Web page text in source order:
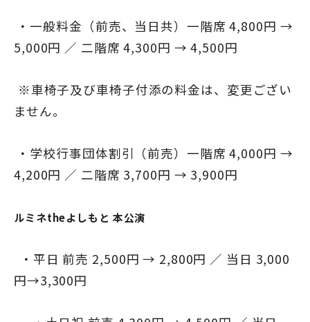
・一般料金（前売、当日共）一階席 4,800円 →
5,000円 ／ 二階席 4,300円 → 4,500円
※車椅子及び車椅子付添の料金は、変更ござい
ません。
・学校行事団体割引（前売）一階席 4,000円 →
4,200円 ／ 二階席 3,700円 → 3,900円
ルミネtheよしもと 本公演
・平日 前売 2,500円 → 2,800円 ／ 当日 3,000
円→3,300円